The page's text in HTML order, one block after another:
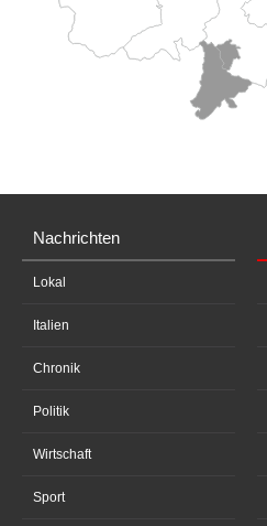
Nachrichten
Lokal
Italien
Chronik
Politik
Wirtschaft
Sport